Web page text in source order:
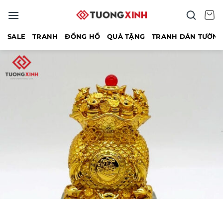
qua
SALE TRANH ĐỒNG HỒ QUÀ TẶNG TRANH DÁN